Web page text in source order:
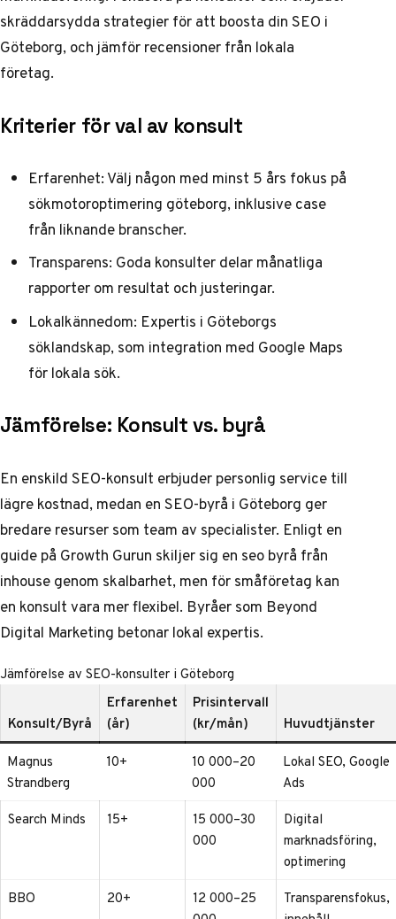
skräddarsydda strategier för att boosta din SEO i
Göteborg, och jämför recensioner från lokala
företag.
Kriterier för val av konsult
Erfarenhet: Välj någon med minst 5 års fokus på
sökmotoroptimering göteborg, inklusive case
från liknande branscher.
Transparens: Goda konsulter delar månatliga
rapporter om resultat och justeringar.
Lokalkännedom: Expertis i Göteborgs
söklandskap, som integration med Google Maps
för lokala sök.
Jämförelse: Konsult vs. byrå
En enskild SEO-konsult erbjuder personlig service till
lägre kostnad, medan en SEO-byrå i Göteborg ger
bredare resurser som team av specialister. Enligt en
guide på Growth Gurun skiljer sig en seo byrå från
inhouse genom skalbarhet, men för småföretag kan
en konsult vara mer flexibel. Byråer som Beyond
Digital Marketing betonar lokal expertis.
Jämförelse av SEO-konsulter i Göteborg
Konsult/Byrå
Erfarenhet
(år)
Prisintervall
(kr/mån)
Huvudtjänster
Magnus
Strandberg
10+
10 000–20
000
Lokal SEO, Google
Ads
Search Minds
15+
15 000–30
000
Digital
marknadsföring,
optimering
BBO
20+
12 000–25
Transparensfokus,